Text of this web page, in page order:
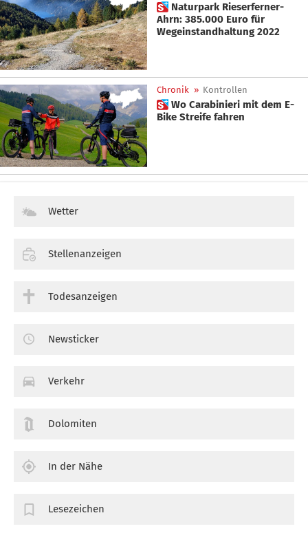
 Naturpark Rieserferner-
Ahrn: 385.000 Euro für
Wegeinstandhaltung 2022
Chronik » Kontrollen
 Wo Carabinieri mit dem E-
Bike Streife fahren
Wetter
Stellenanzeigen
Todesanzeigen
Newsticker
Verkehr
Dolomiten
In der Nähe
Lesezeichen